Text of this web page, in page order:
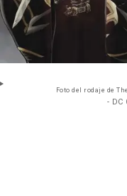
Foto del rodaje de
- DC